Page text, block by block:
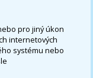
pro jiný úkon
internetových
systému nebo